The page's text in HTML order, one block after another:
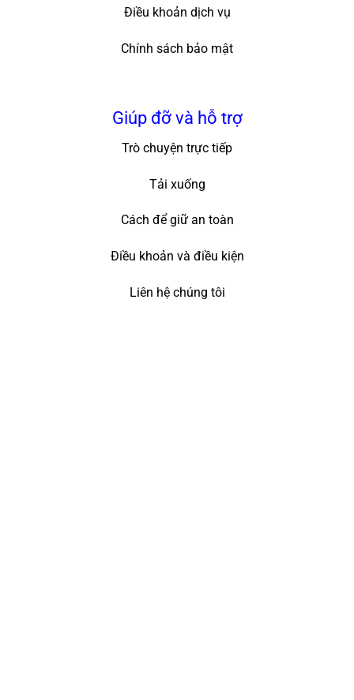
Điều khoản dịch vụ
Chính sách bảo mật
Giúp đỡ và hỗ trợ
Trò chuyện trực tiếp
Tải xuống
Cách để giữ an toàn
Điều khoản và điều kiện
Liên hệ chúng tôi